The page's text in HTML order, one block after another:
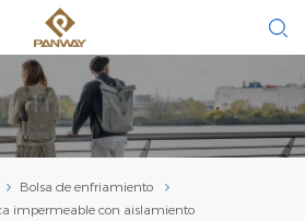
Bolsa de enfriamiento
impermeable con aislamiento